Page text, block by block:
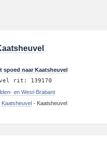
spoed naar Kaatsheuvel
rit: 139170
en West-Brabant
Kaatsheuvel - Kaatsheuvel